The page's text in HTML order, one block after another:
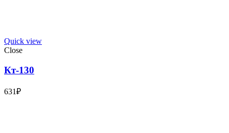
Quick view
Close
Кт-130
631₽